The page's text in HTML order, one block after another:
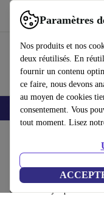
Paramètres
Nos produits et nos
deux réutilisés. En
fournir un contenu
ce faire, nous devons
au moyen de cookies
consentement. Vous
tout moment. Lisez
Utilisez refurbed
Smartphones Laptops
Ordinateurs
Ordinateurs portables
économisez jusqu'à 40 %.